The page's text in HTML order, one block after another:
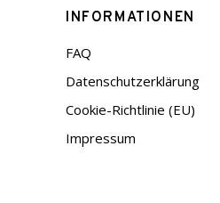
INFORMATIONEN
FAQ
Datenschutzerklärung
Cookie-Richtlinie (EU)
Impressum